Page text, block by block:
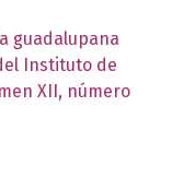
guadalupana
Instituto de
XII, número